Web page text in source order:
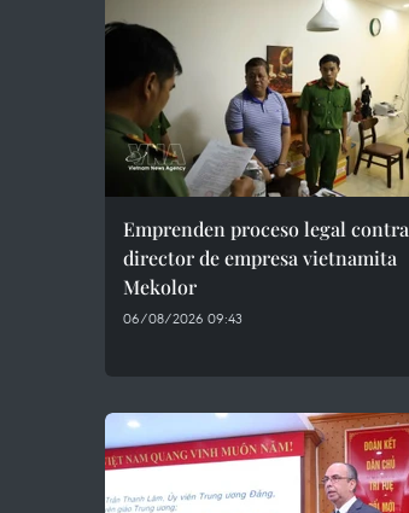
Emprenden proceso legal contra
director de empresa vietnamita
Mekolor
06/08/2026 09:43